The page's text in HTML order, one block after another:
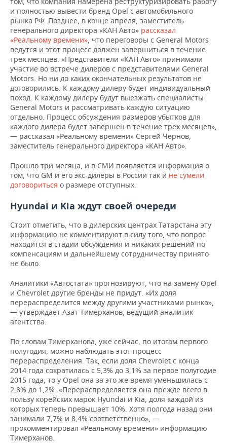
ВОДНЫЕ ВИДЫ СПОРТА
ХОККЕЙ С МЯЧОМ
ОБРАЗОВАНИЕ
ПРОИСШЕСТВИЯ
и полностью вывести бренд Opel с автомобильного
рынка РФ. Позднее, в конце апреля, заместитель
генерального директора «КАН Авто» рассказал
«Реальному времени», что переговоры с General Motors
ведутся и этот процесс должен завершиться в течение
трех месяцев. «Представители «КАН Авто» принимали
участие во встрече дилеров с представителями General
Motors. Но ни до каких окончательных результатов не
договорились. К каждому дилеру будет индивидуальный
поход. К каждому дилеру будут выезжать специалисты
General Motors и рассматривать каждую ситуацию
отдельно. Процесс обсуждения размеров убытков для
каждого дилера будет завершен в течение трех месяцев»,
— рассказал «Реальному времени» Сергей Чернов,
заместитель генерального директора «КАН Авто».
Прошло три месяца, и в СМИ появляется информация о
том, что GM и его экс-дилеры в России так и не сумели
договориться о размере отступных.
Hyundai и Kia ждут своей очереди
Стоит отметить, что в дилерских центрах Татарстана эту
информацию не комментируют в силу того, что вопрос
находится в стадии обсуждения и никаких решений по
компенсациям и дальнейшему сотрудничеству принято
не было.
Аналитики «Автостата» прогнозируют, что на замену Opel
и Chevrolet другие бренды не придут. «Их доля
перераспределится между другими участниками рынка»,
— утверждает Азат Тимерханов, ведущий аналитик
агентства.
По словам Тимерханова, уже сейчас, по итогам первого
полугодия, можно наблюдать этот процесс
перераспределения. Так, если доля Chevrolet с конца
2014 года сократилась с 5,3% до 3,1% за первое полугодие
2015 года, то у Opel она за это же время уменьшилась с
2,8% до 1,2%. «Перераспределяется она прежде всего в
пользу корейских марок Hyundai и Kia, доля каждой из
которых теперь превышает 10%. Хотя полгода назад они
занимали 7,7% и 8,4% соответственно», —
прокомментировал «Реальному времени» информацию
Тимерханов.